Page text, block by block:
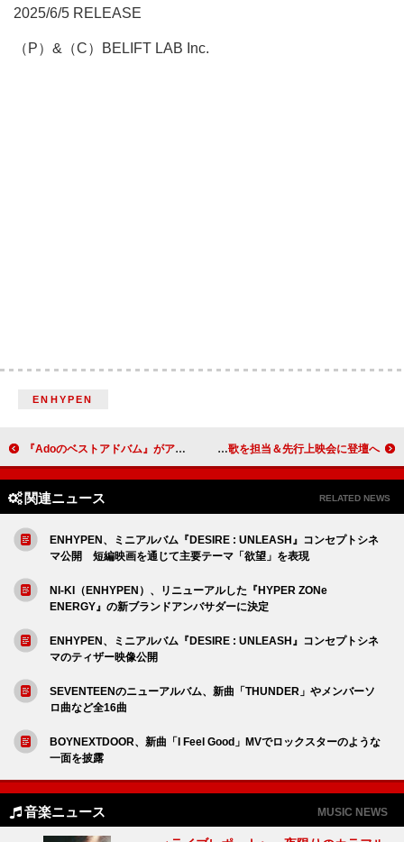
2025/6/5 RELEASE
（P）&（C）BELIFT LAB Inc.
ENHYPEN
『Adoのベストアドバム』がアナログ化、ORIHARAが新たにジャケット描き下ろし DXTEEN、アニメ『フェルマーの料理』ED主題歌を担当＆先行上映会に登壇へ
関連ニュース RELATED NEWS
ENHYPEN、ミニアルバム『DESIRE : UNLEASH』コンセプトシネ
マ公開 短編映画を通じて主要テーマ「欲望」を表現
NI-KI（ENHYPEN）、リニューアルした『HYPER ZONe
ENERGY』の新ブランドアンバサダーに決定
ENHYPEN、ミニアルバム『DESIRE : UNLEASH』コンセプトシネ
マのティザー映像公開
SEVENTEENのニューアルバム、新曲「THUNDER」やメンバーソ
ロ曲など全16曲
BOYNEXTDOOR、新曲「I Feel Good」MVでロックスターのような
一面を披露
音楽ニュース MUSIC NEWS